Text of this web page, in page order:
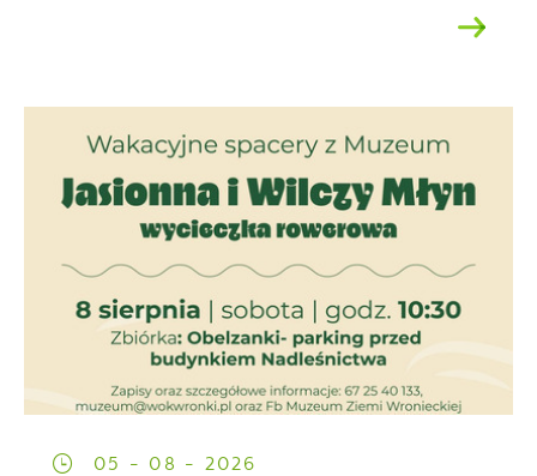
05 - 08 - 2026